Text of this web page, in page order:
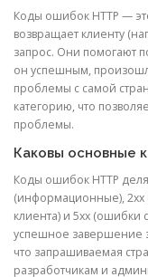
Коды ошибок HTTP —
возвращает клиенту
запрос. Они помогают
он успешным,
проблемы с самой
категорию, что
проблемы.
Каковы основные
Коды ошибок HTTP
(информационные), 2xx
клиента) и 5xx (ошибки
успешное завершение
что запрашиваемая
разработчикам и